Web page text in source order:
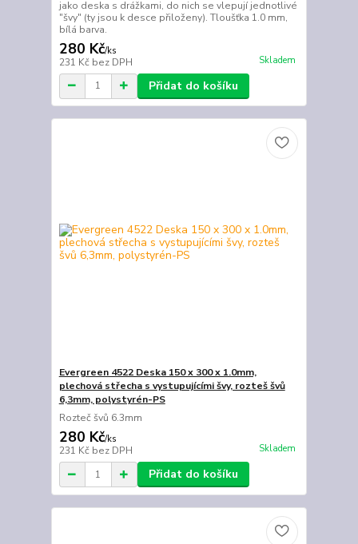
jako deska s drážkami, do nich se vlepují jednotlivé
"švy" (ty jsou k desce přiloženy). Tloušťka 1.0 mm,
bílá barva.
280 Kč/ks
231 Kč bez DPH Skladem
Přidat do košíku
Evergreen 4522 Deska 150 x 300 x 1.0mm,
plechová střecha s vystupujícími švy, rozteš švů
6,3mm, polystyrén-PS
Rozteč švů 6.3mm
280 Kč/ks
231 Kč bez DPH Skladem
Přidat do košíku